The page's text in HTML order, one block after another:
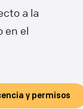
a la
en el
y permisos